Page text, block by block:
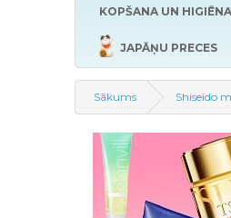
KOPŠANA UN HIGIĒNA
JAPĀŅU PRECES
Sākums Shiseido